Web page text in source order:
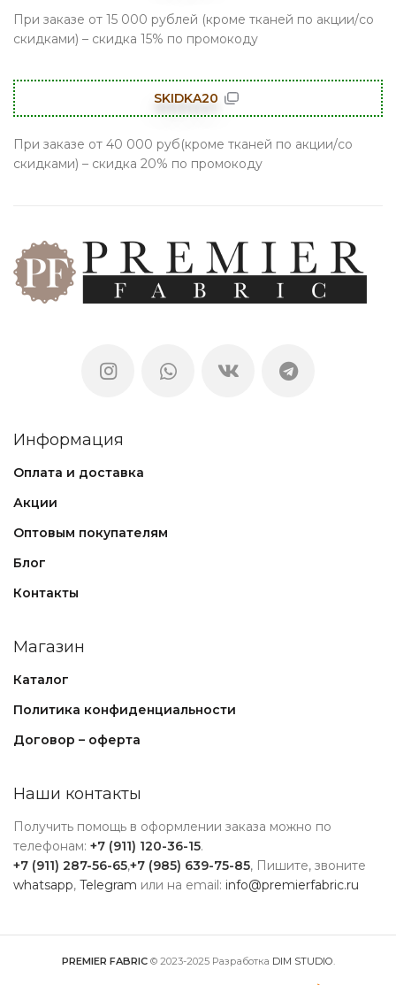
При заказе от 15 000 рублей (кроме тканей по акции/со
скидками) – скидка 15% по промокоду
SKIDKA20
При заказе от 40 000 руб(кроме тканей по акции/со
скидками) – скидка 20% по промокоду
Информация
Оплата и доставка
Акции
Оптовым покупателям
Блог
Контакты
Магазин
Каталог
Политика конфиденциальности
Договор – оферта
Наши контакты
Получить помощь в оформлении заказа можно по
телефонам: +7 (911) 120-36-15.
+7 (911) 287-56-65,+7 (985) 639-75-85, Пишите, звоните
whatsapp, Telegram или на email: info@premierfabric.ru
PREMIER FABRIC© 2023-2025 Разработка DIM STUDIO